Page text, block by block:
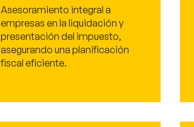
Asesoramiento integral a
empresas en la liquidación y
presentación del impuesto,
asegurando una planificación
fiscal eficiente.